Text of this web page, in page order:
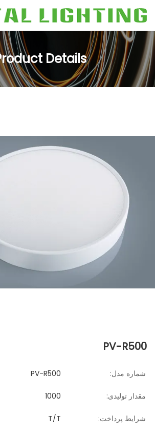
Details
PV-R500
شماره مدل: PV-R500
مقدار تولیدی: 1000
شرایط پرداخت: T/T